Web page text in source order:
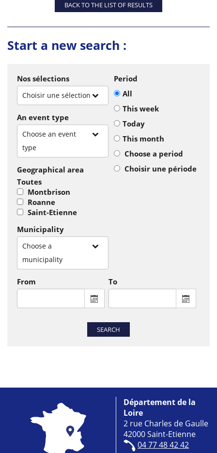
BACK TO THE LIST OF RESULTS
Start a new search :
Nos sélections
Choisir une sélection
An event type
Choose an event
type
Geographical area
Toutes
Montbrison
Roanne
Saint-Etienne
Municipality
Choose a
municipality
Period
All
This week
Today
This month
Choose a period
Choisir une période
From
From : display the calendar to
To
To :
SEARCH
Département de la
Loire
2 rue Charles de Gaulle
42000 Saint-Etienne
04 77 48 42 42